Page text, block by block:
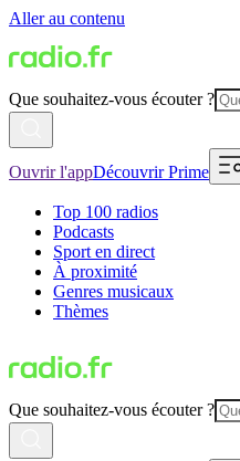
Aller au contenu
Que souhaitez-vous écouter ?
Ouvrir l'appDécouvrir Prime
Top 100 radios
Podcasts
Sport en direct
À proximité
Genres musicaux
Thèmes
Que souhaitez-vous écouter ?